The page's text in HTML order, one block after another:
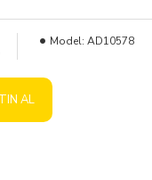
Model: AD10578
AL